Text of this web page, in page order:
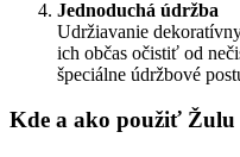
Jednoduchá údržba
Udržiavanie
ich občas očistiť od
špeciálne údržbové
Kde a ako použiť Žulu